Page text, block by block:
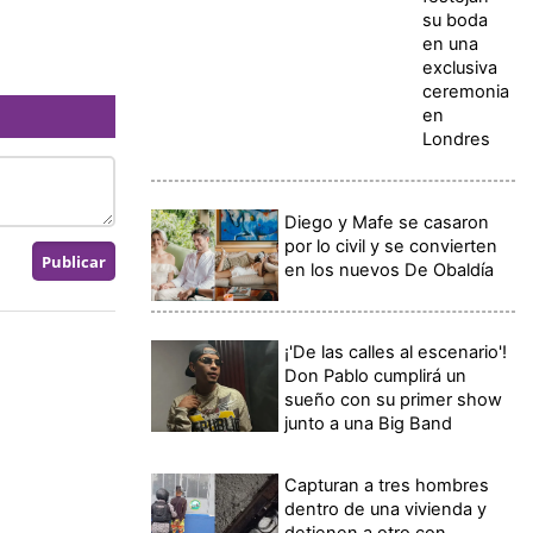
su boda
en una
exclusiva
ceremonia
en
Londres
Diego y Mafe se casaron
por lo civil y se convierten
en los nuevos De Obaldía
¡'De las calles al escenario'!
Don Pablo cumplirá un
sueño con su primer show
junto a una Big Band
Capturan a tres hombres
dentro de una vivienda y